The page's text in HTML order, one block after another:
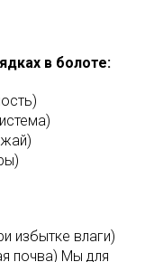
в болоте:
избытке влаги)
почва) Мы для